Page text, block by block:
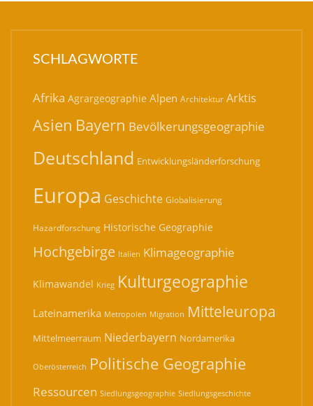
SCHLAGWORTE
Afrika Agrargeographie Alpen Architektur Arktis
Asien Bayern Bevölkerungsgeographie
Deutschland Entwicklungsländerforschung
Europa Geschichte Globalisierung
Hazardforschung Historische Geographie
Hochgebirge Italien Klimageographie
Klimawandel Krieg Kulturgeographie
Lateinamerika Metropolen Migration Mitteleuropa
Mittelmeerraum Niederbayern Nordamerika
Oberösterreich Politische Geographie
Ressourcen Siedlungsgeographie Siedlungsgeschichte